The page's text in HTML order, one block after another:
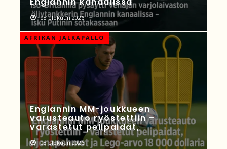
08 elokuun 2026
AFRIKAN JALKAPALLO
Englannin MM-joukkueen
varusteauto ryöstettiin –
varastetut pelipaidat,
08 elokuun 2026